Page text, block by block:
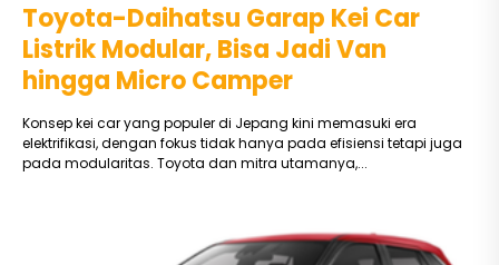
Toyota-Daihatsu Garap Kei Car
Listrik Modular, Bisa Jadi Van
hingga Micro Camper
Konsep kei car yang populer di Jepang kini memasuki era
elektrifikasi, dengan fokus tidak hanya pada efisiensi tetapi juga
pada modularitas. Toyota dan mitra utamanya,...